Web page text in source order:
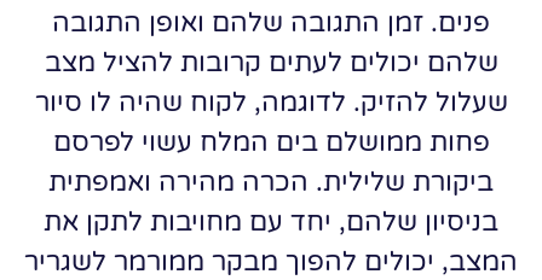
פנים. זמן התגובה שלהם ואופן התגובה
שלהם יכולים לעתים קרובות להציל מצב
שעלול להזיק. לדוגמה, לקוח שהיה לו סיור
פחות ממושלם בים המלח עשוי לפרסם
ביקורת שלילית. הכרה מהירה ואמפתית
בניסיון שלהם, יחד עם מחויבות לתקן את
המצב, יכולים להפוך מבקר ממורמר לשגריר